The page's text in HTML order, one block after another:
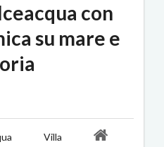
con
su mare e
Villa